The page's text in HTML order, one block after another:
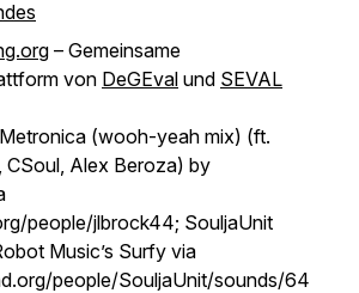
– Gemeinsame
von DeGEval und SEVAL
(wooh-yeah mix) (ft.
CSoul, Alex Beroza) by
people/jlbrock44; SouljaUnit
Music’s Surfy via
people/SouljaUnit/sounds/64